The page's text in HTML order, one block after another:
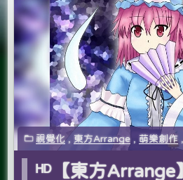
視覺化 , 東方Arrange, 萌樂創作
ᴴᴰ【東方Arrange